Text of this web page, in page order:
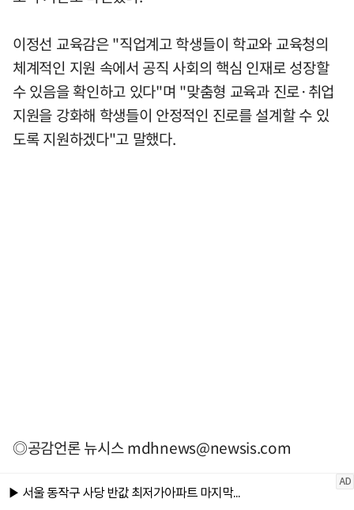
이정선 교육감은 "직업계고 학생들이 학교와 교육청의
체계적인 지원 속에서 공직 사회의 핵심 인재로 성장할
수 있음을 확인하고 있다"며 "맞춤형 교육과 진로·취업
지원을 강화해 학생들이 안정적인 진로를 설계할 수 있
도록 지원하겠다"고 말했다.
◎공감언론 뉴시스mdhnews@newsis.com